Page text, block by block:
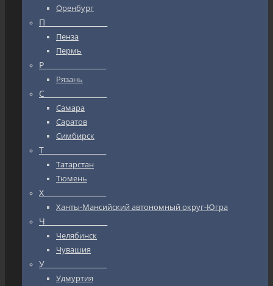
Оренбург
П_________________
Пенза
Пермь
Р_________________
Рязань
С_________________
Самара
Саратов
Симбирск
Т_________________
Татарстан
Тюмень
Х_________________
Ханты-Мансийский автономный округ-Югра
Ч_________________
Челябинск
Чувашия
У_________________
Удмуртия